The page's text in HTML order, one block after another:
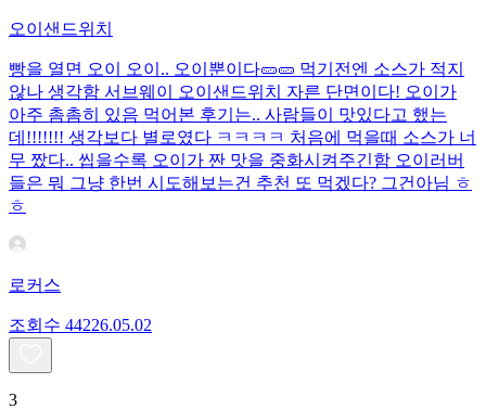
오이샌드위치
빵을 열면 오이 오이.. 오이뿐이다🥒🥒 먹기전엔 소스가 적지
않나 생각함 서브웨이 오이샌드위치 자른 단면이다! 오이가
아주 촘촘히 있음 먹어본 후기는.. 사람들이 맛있다고 했는
데!!!!!!! 생각보다 별로였다 ㅋㅋㅋㅋ 처음에 먹을때 소스가 너
무 짰다.. 씹을수록 오이가 짠 맛을 중화시켜주긴함 오이러버
들은 뭐 그냥 한번 시도해보는건 추천 또 먹겠다? 그건아님 ㅎ
ㅎ
로커스
조회수 44226.05.02
3